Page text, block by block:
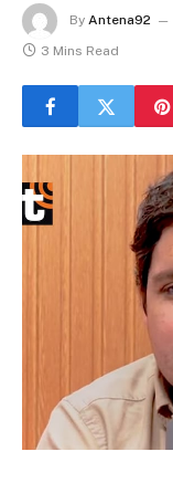
By Antena92
3 Mins Read